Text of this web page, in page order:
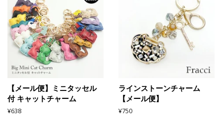
【メール便】ミニタッセル
付 キャットチャーム
通
¥638
ラインストーンチャーム
【メール便】
通
¥750